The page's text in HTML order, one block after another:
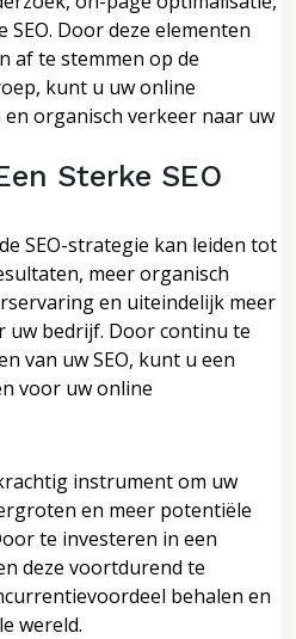
Door deze elementen
af te stemmen op de
kunt u uw online
organisch verkeer naar uw
Sterke SEO
SEO-strategie kan leiden tot
meer organisch
en uiteindelijk meer
uw bedrijf. Door continu te
van uw SEO, kunt u een
voor uw online
instrument om uw
en meer potentiële
te investeren in een
deze voortdurend te
behalen en
wereld.